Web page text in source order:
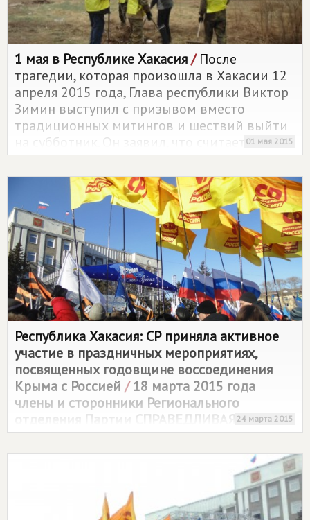
1 мая в Республике Хакасия/После
трагедии, которая произошла в Хакасии 12
апреля 2015 года, Глава республики Виктор
Зимин выступил с призывом вместо
традиционных митингов и шествий выйти
на субботник. Он заявил, что считает
целесообразным устроить в республике 1
мая субботник с оказанием адресной
помощи и призвал заинтересованную
общественность, добровольцев и
волонтеров выйти в населенные пункты и
всем дружно помочь. На этот призыв
откликнулись члены регионального
отделения партииСПРАВЕДЛИВАЯ РОССИЯ
в Республике Хакасия.
01 мая 2015
Республика Хакасия: СР приняла активное
участие в праздничных мероприятиях,
посвященных годовщине воссоединения
Крыма с Россией / 18 марта 2015 года
члены и сторонники Регионального
отделения Партии
СПРАВЕДЛИВАЯ РОССИЯ
в Республике Хакасия приняли активное
участие в праздничном митинге-концерте
"Мы вместе!", посвященном годовщине
24 марта 2015